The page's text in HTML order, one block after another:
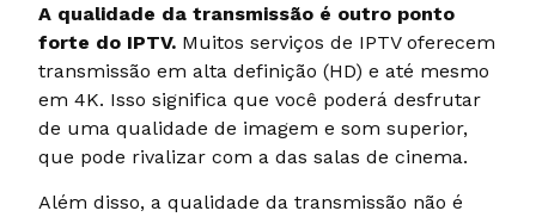
A qualidade da transmissão é outro ponto
forte do IPTV. Muitos serviços de IPTV oferecem
transmissão em alta definição (HD) e até mesmo
em 4K. Isso significa que você poderá desfrutar
de uma qualidade de imagem e som superior,
que pode rivalizar com a das salas de cinema.
Além disso, a qualidade da transmissão não é